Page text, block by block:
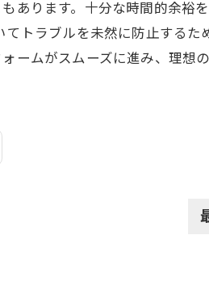
あります。十分な時間的余裕
トラブルを未然に防止する
ームがスムーズに進み、理想